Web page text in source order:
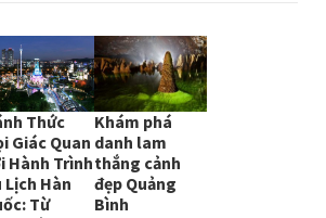
Thức
Giác Quan
Hành Trình
Lịch Hàn
Từ
Khám phá
danh lam
thắng cảnh
đẹp Quảng
Bình